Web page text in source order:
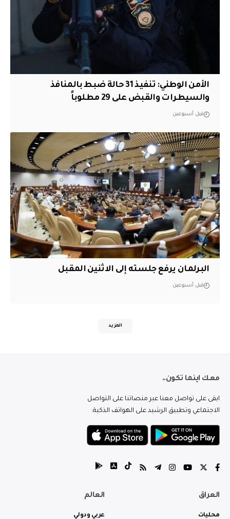
الأمن الوطني: تنفيذ 31 حالة ضبط بالمنافذ
والسيطرات والقبض على 29 مطلوباً
قبل أسبوعين
البرلمان يرفع جلسته إلى الاثنين المقبل
قبل أسبوعين
المزيد
معك اينما تكون..
ابقى على تواصل معنا عبر منصاتنا على التواصل
الاجتماعي وتطبيق الرشيد على الهواتف الذكية.
العراق
محليات
العالم
عربي ودولي